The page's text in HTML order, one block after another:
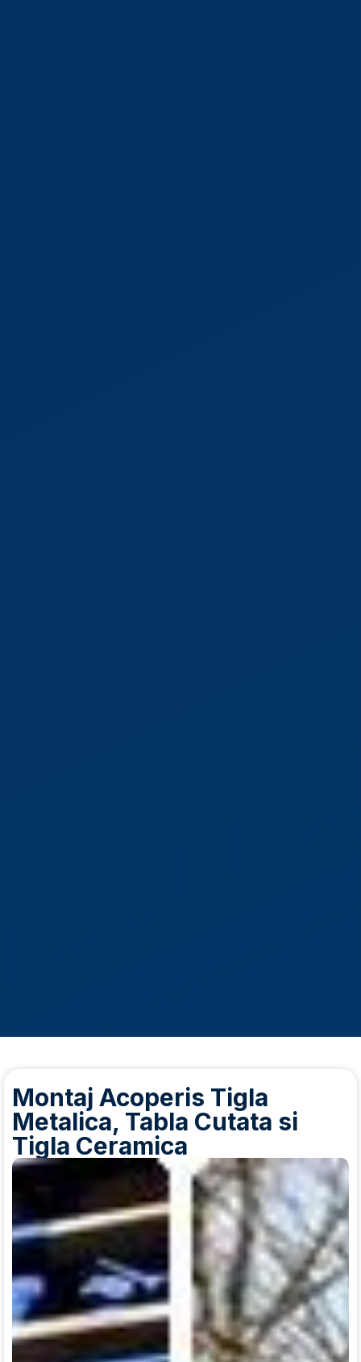
Montaj Acoperis Tigla
Metalica, Tabla Cutata si
Tigla Ceramica